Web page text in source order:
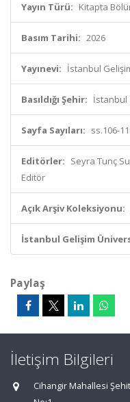
Yayın Türü: Kitapta
Basım Tarihi: 2026
Yayınevi: İstanbul
Basıldığı Şehir: İstanbul
Sayfa Sayıları: ss.106-
Editörler: Seyra Tunç
Editör
Açık Arşiv Koleksiyonu:
İstanbul Gelişim
Paylaş
İletişim Bilgileri
Cihangir Mahallesi